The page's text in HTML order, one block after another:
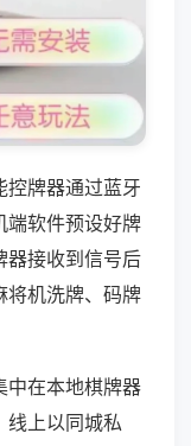
控牌器通过蓝牙
端软件预设好牌
器接收到信号后
将机洗牌、码牌
中在本地棋牌器
线上以同城私